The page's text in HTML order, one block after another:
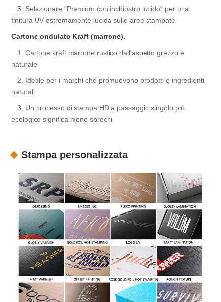
5. Selezionare "Premium con inchiostro lucido" per una
finitura UV estremamente lucida sulle aree stampate
Cartone ondulato Kraft (marrone).
1. Cartone kraft marrone rustico dall'aspetto grezzo e
naturale
2. Ideale per i marchi che promuovono prodotti e ingredienti
naturali
3. Un processo di stampa HD a passaggio singolo più
ecologico significa meno sprechi
Stampa personalizzata